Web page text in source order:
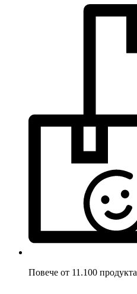
Повече от 11.100 продукта